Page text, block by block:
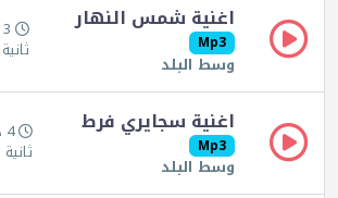
اغنية شمس النهار
Mp3
وسط البلد
ثانية
اغنية سجايري فرط
Mp3
وسط البلد
ثانية